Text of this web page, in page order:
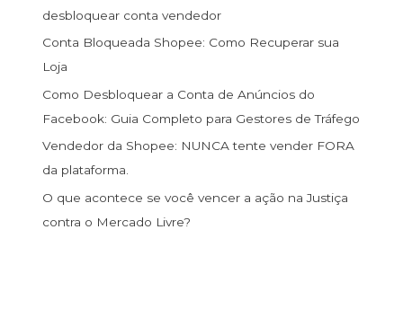
desbloquear conta vendedor
Conta Bloqueada Shopee: Como Recuperar sua
Loja
Como Desbloquear a Conta de Anúncios do
Facebook: Guia Completo para Gestores de Tráfego
Vendedor da Shopee: NUNCA tente vender FORA
da plataforma.
O que acontece se você vencer a ação na Justiça
contra o Mercado Livre?